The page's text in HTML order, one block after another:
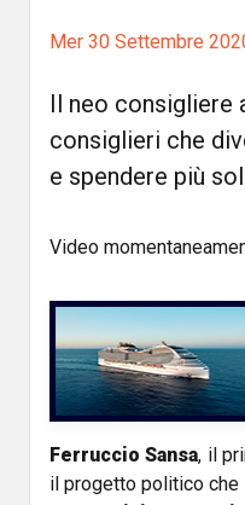
Mer 30 Settembre
Il neo consigliere
consiglieri che
e spendere più
Video
Ferruccio Sansa, il
il progetto politico che